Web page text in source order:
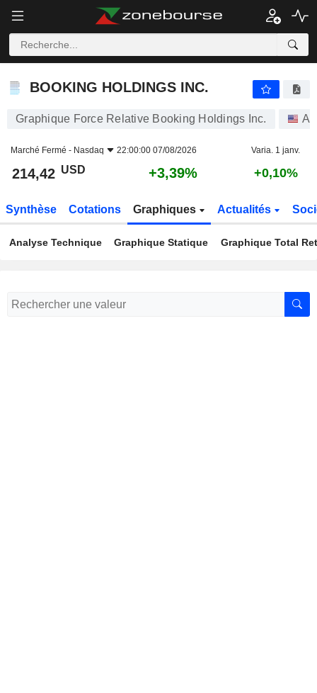
BOOKING HOLDINGS INC.
BOOKING HOLDINGS INC.
Graphique Force Relative Booking Holdings Inc.
Marché Fermé - Nasdaq 22:00:00 07/08/2026 Varia. 1 janv.
214,42 USD +3,39% +0,10%
Synthèse Cotations Graphiques Actualités
Analyse Technique Graphique Statique Graphique Total